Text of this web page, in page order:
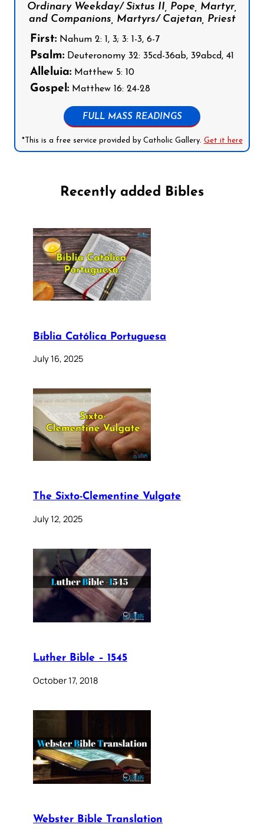
Ordinary Weekday/ Sixtus II, Pope, Martyr,
and Companions, Martyrs/ Cajetan, Priest
First: Nahum 2: 1, 3; 3: 1-3, 6-7
Psalm: Deuteronomy 32: 35cd-36ab, 39abcd, 41
Alleluia: Matthew 5: 10
Gospel: Matthew 16: 24-28
FULL MASS READINGS
*This is a free service provided by Catholic Gallery. Get it here
Recently added Bibles
Bíblia Católica Portuguesa
July 16, 2025
The Sixto-Clementine Vulgate
July 12, 2025
Luther Bible – 1545
October 17, 2018
Webster Bible Translation